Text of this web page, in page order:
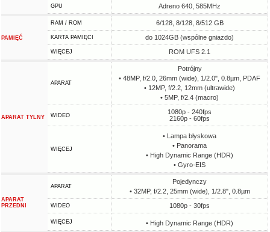
GPU Adreno 640, 585MHz
PAMIĘĆ
RAM / ROM 6/128, 8/128, 8/512 GB
KARTA PAMIĘCI do 1024GB (wspólne gniazdo)
WIĘCEJ ROM UFS 2.1
APARAT TYLNY
APARAT
Potrójny
• 48MP, f/2.0, 26mm (wide), 1/2.0", 0.8µm, PDAF
• 12MP, f/2.2, 12mm (ultrawide)
• 5MP, f/2.4 (macro)
WIDEO
1080p - 240fps
2160p - 60fps
WIĘCEJ
• Lampa błyskowa
• Panorama
• High Dynamic Range (HDR)
• Gyro-EIS
APARAT
PRZEDNI
APARAT
Pojedynczy
• 32MP, f/2.2, 25mm (wide), 1/2.8", 0.8µm
WIDEO 1080p - 30fps
WIĘCEJ • High Dynamic Range (HDR)